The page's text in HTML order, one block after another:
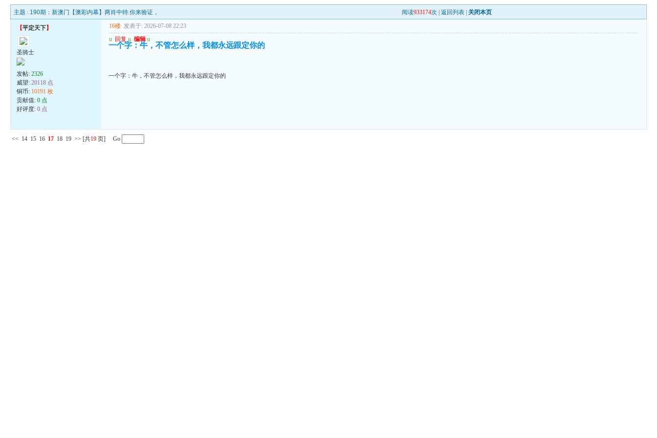
主题 : 190期：新澳门【澳彩内幕】两肖中特.你来验证， 阅读933174次 |返回列表 关闭本页
【平定天下】
圣骑士
发帖:2326
威望:20118 点
铜币: 10191 枚
贡献值:0 点
好评度:0 点
16楼 发表于: 2026-07-08 22:23
u 回复 u 编辑 u
一个字：牛，不管怎么样，我都永远跟定你的
一个字：牛，不管怎么样，我都永远跟定你的
<< 14 15 16 17 18 19 >> [共19 页] Go